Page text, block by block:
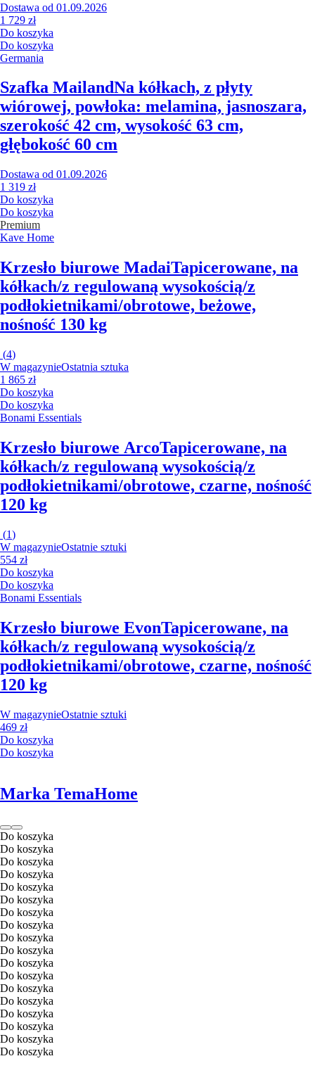
Dostawa od 01.09.2026
1 729 zł
Do koszyka
Do koszyka
Germania
Szafka MailandNa kółkach, z płyty
wiórowej, powłoka: melamina, jasnoszara,
szerokość 42 cm, wysokość 63 cm,
głębokość 60 cm
Dostawa od 01.09.2026
1 319 zł
Do koszyka
Do koszyka
Premium
Kave Home
Krzesło biurowe MadaiTapicerowane, na
kółkach/z regulowaną wysokością/z
podłokietnikami/obrotowe, beżowe,
nośność 130 kg
(4)
W magazynieOstatnia sztuka
1 865 zł
Do koszyka
Do koszyka
Bonami Essentials
Krzesło biurowe ArcoTapicerowane, na
kółkach/z regulowaną wysokością/z
podłokietnikami/obrotowe, czarne, nośność
120 kg
(1)
W magazynieOstatnie sztuki
554 zł
Do koszyka
Do koszyka
Bonami Essentials
Krzesło biurowe EvonTapicerowane, na
kółkach/z regulowaną wysokością/z
podłokietnikami/obrotowe, czarne, nośność
120 kg
W magazynieOstatnie sztuki
469 zł
Do koszyka
Do koszyka
Marka TemaHome
Do koszyka
Do koszyka
Do koszyka
Do koszyka
Do koszyka
Do koszyka
Do koszyka
Do koszyka
Do koszyka
Do koszyka
Do koszyka
Do koszyka
Do koszyka
Do koszyka
Do koszyka
Do koszyka
Do koszyka
Do koszyka